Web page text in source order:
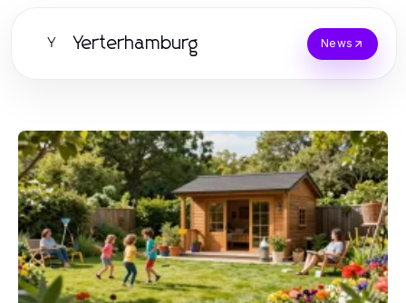
Y Yerterhamburg News